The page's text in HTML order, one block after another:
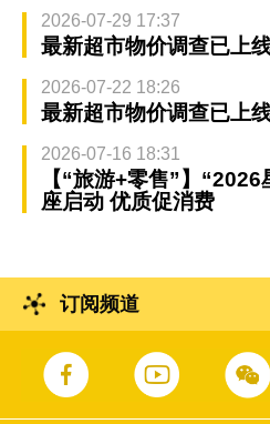
2026-07-29 17:37
最新超市物价调查已上
2026-07-22 18:26
最新超市物价调查已上
2026-07-16 18:31
【“旅游+零售”】
座启动 优质促消费
订阅频道